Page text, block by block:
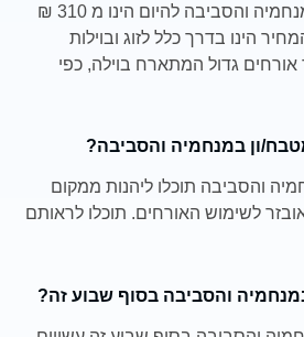
המחיר להיום לצימר במנחמיה והסביבה להיום הינו מ 310 ₪
המחיר הינו בדרך כלל לזוג ובוילות
גדול המתארח בוילה, כפי
ון במנחמיה והסביבה?
והסביבה תוכלו ליהנות ממקום
לשימוש האורחים. תוכלו לראותם
והסביבה בסוף שבוע זה?